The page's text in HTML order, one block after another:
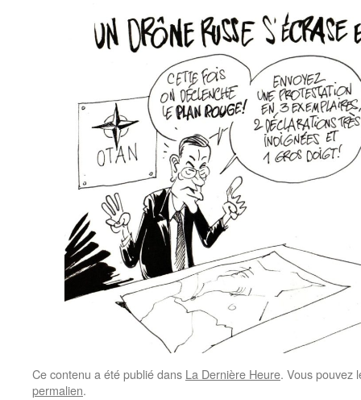
Ce contenu a été publié dans La Dernière Heure. Vous pouvez
permalien.